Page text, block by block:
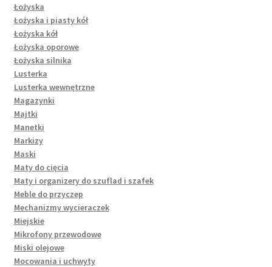
Łożyska
Łożyska i piasty kół
Łożyska kół
Łożyska oporowe
Łożyska silnika
Lusterka
Lusterka wewnętrzne
Magazynki
Majtki
Manetki
Markizy
Maski
Maty do cięcia
Maty i organizery do szuflad i szafek
Meble do przyczep
Mechanizmy wycieraczek
Miejskie
Mikrofony przewodowe
Miski olejowe
Mocowania i uchwyty